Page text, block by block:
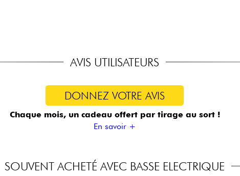
AVIS UTILISATEURS
DONNEZ VOTRE AVIS
Chaque mois, un cadeau offert par tirage au sort !
En savoir +
SOUVENT ACHETÉ AVEC BASSE ELECTRIQUE